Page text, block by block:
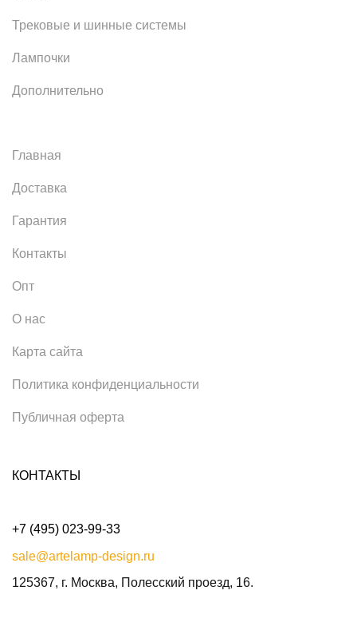
Трековые и шинные системы
Лампочки
Дополнительно
Главная
Доставка
Гарантия
Контакты
Опт
О нас
Карта сайта
Политика конфиденциальности
Публичная оферта
КОНТАКТЫ
+7 (495) 023-99-33
sale@artelamp-design.ru
125367, г. Москва, Полесский проезд, 16.